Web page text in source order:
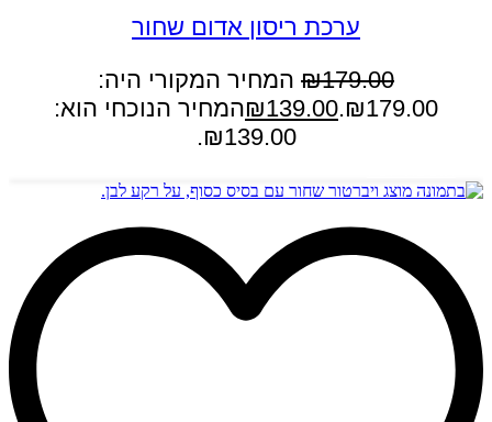
ערכת ריסון אדום שחור
₪179.00
המחיר המקורי היה:
₪179.00.
₪139.00
המחיר הנוכחי הוא:
₪139.00.